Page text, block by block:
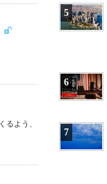
よう、
5
6
7